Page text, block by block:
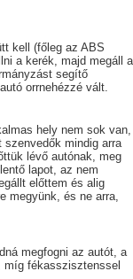
kell (főleg az ABS
a kerék, majd megáll a
segítő
orrnehézzé vált.
hely nem sok van,
mindig arra
lévő autónak, meg
lapot, az nem
előttem és alig
megyünk, és ne arra,
megfogni az autót, a
míg fékasszisztenssel